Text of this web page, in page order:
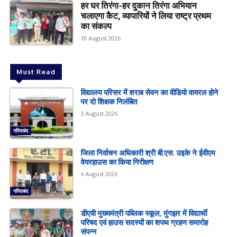
हर घर तिरंगा-हर दुकान तिरंगा अभियान
चलाएगा कैट, व्यापारियों ने लिया राष्ट्र प्रथम
का संकल्प
10 August 2026
Must Read
गरियाबंद
विद्यालय परिसर में शराब सेवन का वीडियो वायरल होने
पर दो शिक्षक निलंबित
3 August 2026
गरियाबंद
जिला निर्वाचन अधिकारी श्री बी.एस. उइके ने ईवीएम
वेयरहाउस का किया निरीक्षण
6 August 2026
डीएवी मुख्यमंत्री पब्लिक स्कूल, मुंगझर में विद्यार्थी
परिषद एवं हाउस सदस्यों का शपथ ग्रहण समारोह
संपन्न